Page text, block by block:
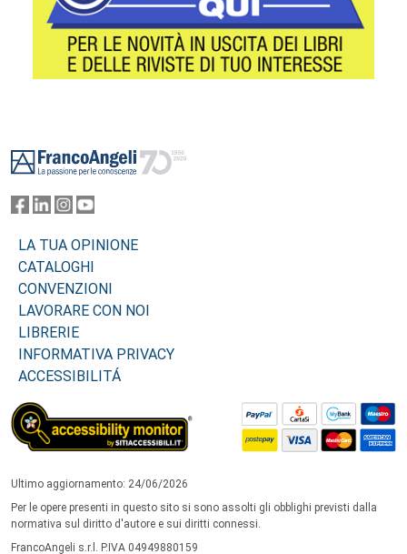
LA TUA OPINIONE
CATALOGHI
CONVENZIONI
LAVORARE CON NOI
LIBRERIE
INFORMATIVA PRIVACY
ACCESSIBILITÁ
Ultimo aggiornamento: 24/06/2026
Per le opere presenti in questo sito si sono assolti gli obblighi previsti dalla
normativa sul diritto d'autore e sui diritti connessi.
FrancoAngeli s.r.l. P.IVA 04949880159